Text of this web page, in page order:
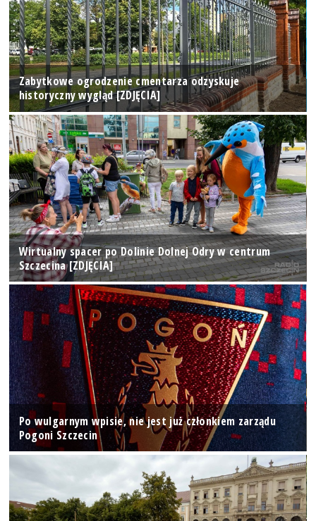
Zabytkowe ogrodzenie cmentarza odzyskuje
historyczny wygląd [ZDJĘCIA]
Wirtualny spacer po Dolinie Dolnej Odry w centrum
Szczecina [ZDJĘCIA]
Po wulgarnym wpisie, nie jest już członkiem zarządu
Pogoni Szczecin